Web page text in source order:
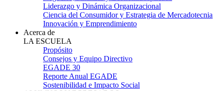
Liderazgo y Dinámica Organizacional
Ciencia del Consumidor y Estrategia de Mercadotecnia
Innovación y Emprendimiento
Acerca de
LA ESCUELA
Propósito
Consejos y Equipo Directivo
EGADE 30
Reporte Anual EGADE
Sostenibilidad e Impacto Social